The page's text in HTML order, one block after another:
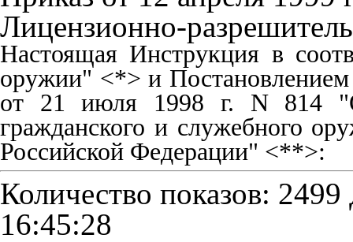
Лицензионно-
Настоящая Инструкция в
оружии" <*> и Постановлением
от 21 июля 1998 г. N 814
гражданского и служебного
Российской Федерации" <**>:
Количество показов: 2499
16:45:28